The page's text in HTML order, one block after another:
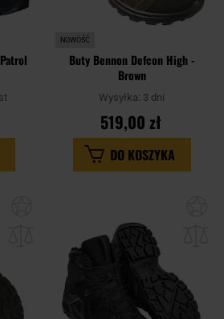
NOWOŚĆ
Buty Bennon Defcon High -
Brown
Wysyłka: 3 dni
519,00 zł
DO KOSZYKA
schowka